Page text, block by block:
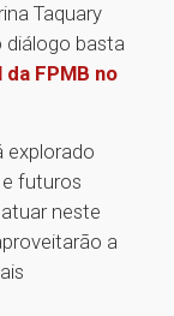
Taquary
diálogo basta
FPMB no
explorado
futuros
neste
a